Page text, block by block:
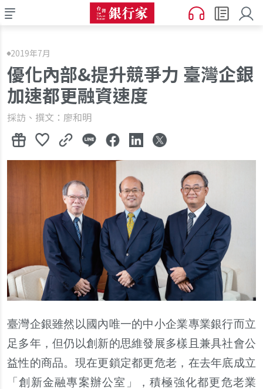
2019年7月
優化內部&提升競爭力 臺灣企銀
加速都更融資速度
採訪、撰文：廖和明
臺灣企銀雖然以國內唯一的中小企業專業銀行而立
足多年，但仍以創新的思維發展多樣且兼具社會公
益性的商品。現在更鎖定都更危老，在去年底成立
「創新金融專案辦公室」，積極強化都更危老業